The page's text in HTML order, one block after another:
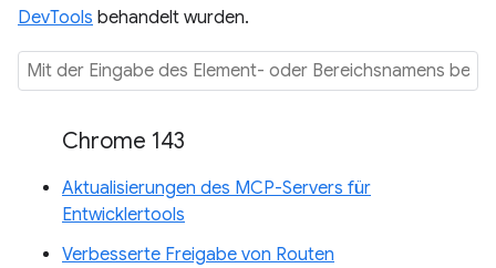
DevTools behandelt wurden.
Chrome 143
Aktualisierungen des MCP-Servers für
Entwicklertools
Verbesserte Freigabe von Routen